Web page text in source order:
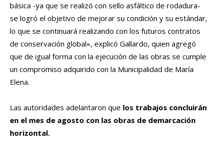
básica -ya que se realizó con sello asfáltico de rodadura-
se logró el objetivo de mejorar su condición y su estándar,
lo que se continuará realizando con los futuros contratos
de conservación global», explicó Gallardo, quien agregó
que de igual forma con la ejecución de las obras se cumple
un compromiso adquirido con la Municipalidad de María
Elena.
Las autoridades adelantaron que los trabajos concluirán
en el mes de agosto con las obras de demarcación
horizontal.